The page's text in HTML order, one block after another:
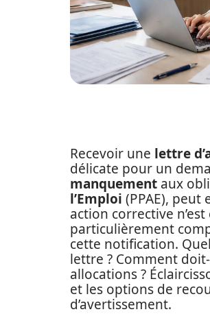
Recevoir une lettre
délicate pour un
manquement aux
l’Emploi (PPAE),
action corrective
particulièrement
cette notification.
lettre ? Comment
allocations ?
et les options de
d’avertissement.